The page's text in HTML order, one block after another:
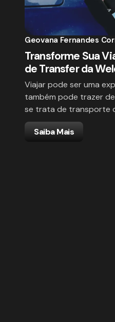
Geovana Fernandes
Transforme Sua
de Transfer da
Viajar pode ser uma
também pode trazer
se trata de transporte
Saiba Mais